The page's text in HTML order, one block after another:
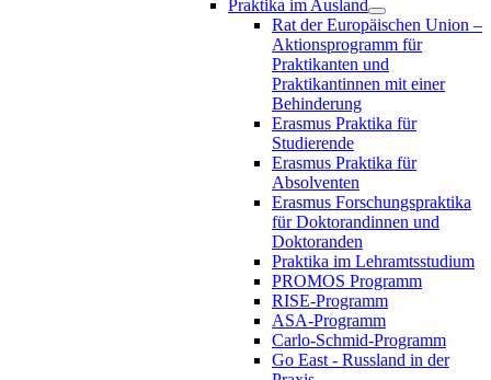
Praktika im Ausland
Rat der Europäischen Union –
Aktionsprogramm für
Praktikanten und
Praktikantinnen mit einer
Behinderung
Erasmus Praktika für
Studierende
Erasmus Praktika für
Absolventen
Erasmus Forschungspraktika
für Doktorandinnen und
Doktoranden
Praktika im Lehramtsstudium
PROMOS Programm
RISE-Programm
ASA-Programm
Carlo-Schmid-Programm
Go East - Russland in der